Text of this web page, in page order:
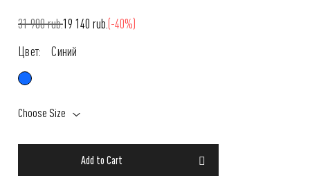
31 900 rub.19 140 rub.(-40%)
Цвет:
Синий
Choose Size
Add to Cart